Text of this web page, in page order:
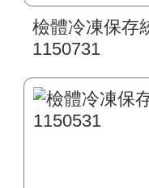
檢體冷凍保存
1150731